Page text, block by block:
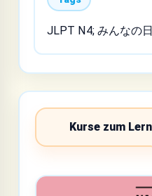
JLPT N4; みんなの
Kurse zum